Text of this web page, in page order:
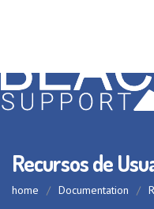
Recursos de
home / Documentation /